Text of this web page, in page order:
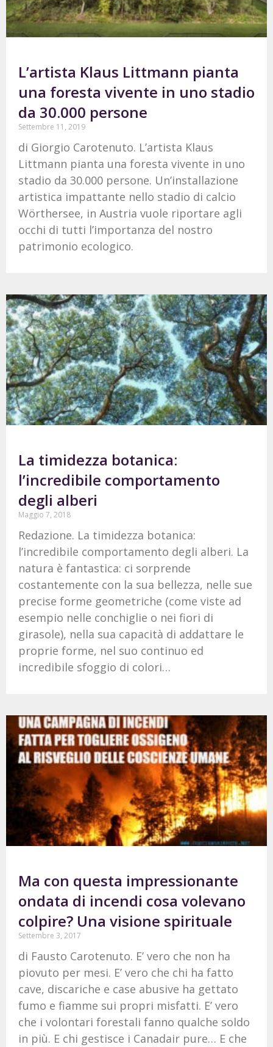
L’artista Klaus Littmann pianta
una foresta vivente in uno stadio
da 30.000 persone
Settembre 11, 2019
di Giorgio Carotenuto. L’artista Klaus
Littmann pianta una foresta vivente in uno
stadio da 30.000 persone. Un’installazione
artistica impattante nello stadio di calcio
Wörthersee, in Austria vuole riportare agli
occhi di tutti l’importanza del nostro
patrimonio ecologico.
La timidezza botanica:
l’incredibile comportamento
degli alberi
Maggio 7, 2018
Redazione. La timidezza botanica:
l’incredibile comportamento degli alberi. La
natura è fantastica: ci sorprende
costantemente con la sua bellezza, nelle sue
precise forme geometriche (come viste ad
esempio nelle conchiglie o nei fiori di
girasole), nella sua capacità di addattare le
proprie forme, nel suo continuo ed
incredibile sfoggio di colori…
Ma con questa impressionante
ondata di incendi cosa volevano
colpire? Una visione spirituale
Settembre 3, 2017
di Fausto Carotenuto. E’ vero che non ha
piovuto per mesi. E’ vero che chi ha fatto
cave, discariche e case abusive ha gettato
fumo e fiamme sui propri misfatti. E’ vero
che i volontari forestali fanno qualche soldo
in più. E chi gestisce i Canadair pure… E che